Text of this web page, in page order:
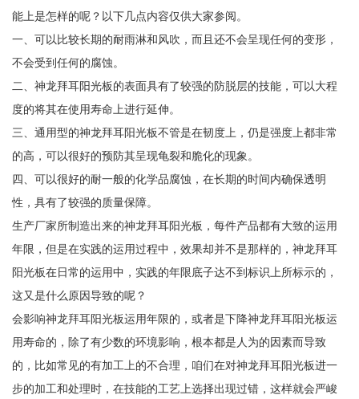
能上是怎样的呢？以下几点内容仅供大家参阅。
一、可以比较长期的耐雨淋和风吹，而且还不会呈现任何的变形，
不会受到任何的腐蚀。
二、神龙拜耳阳光板的表面具有了较强的防脱层的技能，可以大程
度的将其在使用寿命上进行延伸。
三、通用型的神龙拜耳阳光板不管是在韧度上，仍是强度上都非常
的高，可以很好的预防其呈现龟裂和脆化的现象。
四、可以很好的耐一般的化学品腐蚀，在长期的时间内确保透明
性，具有了较强的质量保障。
生产厂家所制造出来的神龙拜耳阳光板，每件产品都有大致的运用
年限，但是在实践的运用过程中，效果却并不是那样的，神龙拜耳
阳光板在日常的运用中，实践的年限底子达不到标识上所标示的，
这又是什么原因导致的呢？
会影响神龙拜耳阳光板运用年限的，或者是下降神龙拜耳阳光板运
用寿命的，除了有少数的环境影响，根本都是人为的因素而导致
的，比如常见的有加工上的不合理，咱们在对神龙拜耳阳光板进一
步的加工和处理时，在技能的工艺上选择出现过错，这样就会严峻